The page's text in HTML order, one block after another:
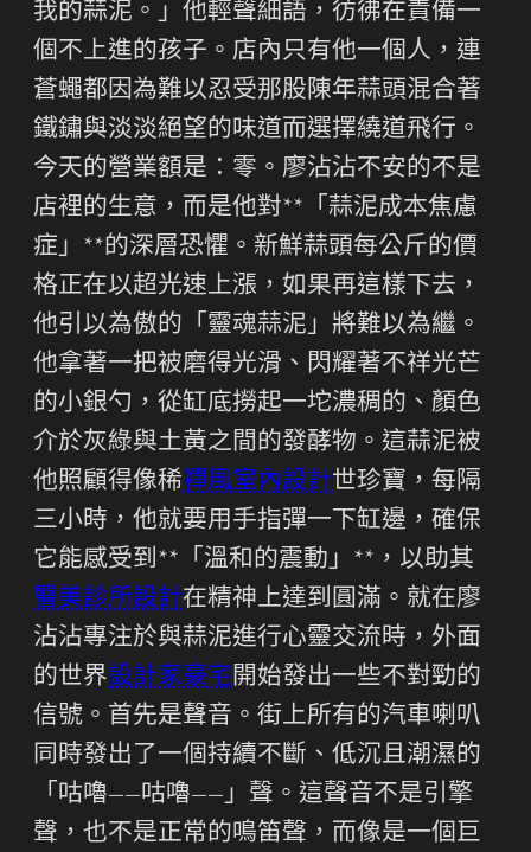
我的蒜泥。」他輕聲細語，彷彿在責備一
個不上進的孩子。店內只有他一個人，連
蒼蠅都因為難以忍受那股陳年蒜頭混合著
鐵鏽與淡淡絕望的味道而選擇繞道飛行。
今天的營業額是：零。廖沾沾不安的不是
店裡的生意，而是他對**「蒜泥成本焦慮
症」**的深層恐懼。新鮮蒜頭每公斤的價
格正在以超光速上漲，如果再這樣下去，
他引以為傲的「靈魂蒜泥」將難以為繼。
他拿著一把被磨得光滑、閃耀著不祥光芒
的小銀勺，從缸底撈起一坨濃稠的、顏色
介於灰綠與土黃之間的發酵物。這蒜泥被
他照顧得像稀禪風室內設計世珍寶，每隔
三小時，他就要用手指彈一下缸邊，確保
它能感受到**「溫和的震動」**，以助其
醫美診所設計在精神上達到圓滿。就在廖
沾沾專注於與蒜泥進行心靈交流時，外面
的世界設計家豪宅開始發出一些不對勁的
信號。首先是聲音。街上所有的汽車喇叭
同時發出了一個持續不斷、低沉且潮濕的
「咕嚕——咕嚕——」聲。這聲音不是引擎
聲，也不是正常的鳴笛聲，而像是一個巨